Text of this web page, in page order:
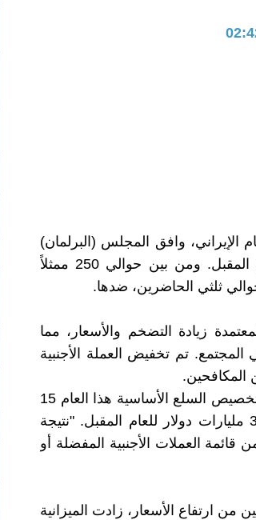
الإيراني، وافق المجلس (البرلمان)
على الخطوط العريضة العامة لميزانية العام المقبل. ومن بين حوالي 250 ممثلاً
زيادة التضخم والأسعار، مما
تم تخفيض العملة الأجنبية
المكافحين.
في 30 أكتوبر، ذكرت وكالة مهر للأنباء، "كان تخصيص السلع الأساسية هذا العام 15
مليار دولار، وتعتزم الحكومة خفضها بمقدار 3 مليارات دولار للعام المقبل. "نتيجة
قائمة العملات الأجنبية المفضلة أو
من ارتفاع الأسعار، زادت الميزانية